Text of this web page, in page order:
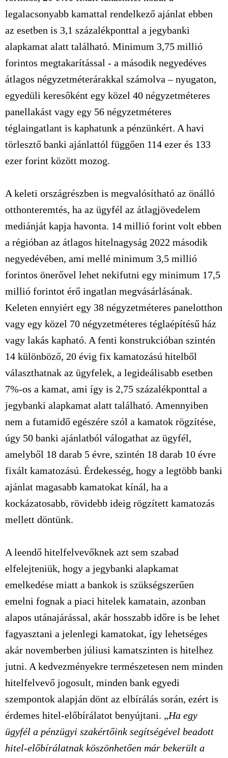
legalacsonyabb kamattal rendelkező ajánlat ebben
az esetben is 3,1 százalékponttal a jegybanki
alapkamat alatt található. Minimum 3,75 millió
forintos megtakarítással - a második negyedéves
átlagos négyzetméterárakkal számolva – nyugaton,
egyedüli keresőként egy közel 40 négyzetméteres
panellakást vagy egy 56 négyzetméteres
téglaingatlant is kaphatunk a pénzünkért. A havi
törlesztő banki ajánlattól függően 114 ezer és 133
ezer forint között mozog.
A keleti országrészben is megvalósítható az önálló
otthonteremtés, ha az ügyfél az átlagjövedelem
mediánját kapja havonta. 14 millió forint volt ebben
a régióban az átlagos hitelnagyság 2022 második
negyedévében, ami mellé minimum 3,5 millió
forintos önerővel lehet nekifutni egy minimum 17,5
millió forintot érő ingatlan megvásárlásának.
Keleten ennyiért egy 38 négyzetméteres panelotthon
vagy egy közel 70 négyzetméteres téglaépítésű ház
vagy lakás kapható. A fenti konstrukcióban szintén
14 különböző, 20 évig fix kamatozású hitelből
választhatnak az ügyfelek, a legideálisabb esetben
7%-os a kamat, ami így is 2,75 százalékponttal a
jegybanki alapkamat alatt található. Amennyiben
nem a futamidő egészére szól a kamatok rögzítése,
úgy 50 banki ajánlatból válogathat az ügyfél,
amelyből 18 darab 5 évre, szintén 18 darab 10 évre
fixált kamatozású. Érdekesség, hogy a legtöbb banki
ajánlat magasabb kamatokat kínál, ha a
kockázatosabb, rövidebb ideig rögzített kamatozás
mellett döntünk.
A leendő hitelfelvevőknek azt sem szabad
elfelejteniük, hogy a jegybanki alapkamat
emelkedése miatt a bankok is szükségszerűen
emelni fognak a piaci hitelek kamatain, azonban
alapos utánajárással, akár hosszabb időre is be lehet
fagyasztani a jelenlegi kamatokat, így lehetséges
akár novemberben júliusi kamatszinten is hitelhez
jutni. A kedvezményekre természetesen nem minden
hitelfelvevő jogosult, minden bank egyedi
szempontok alapján dönt az elbírálás során, ezért is
érdemes hitel-előbírálatot benyújtani. „Ha egy
ügyfél a pénzügyi szakértőink segítségével beadott
hitel-előbírálatnak köszönhetően már bekerült a